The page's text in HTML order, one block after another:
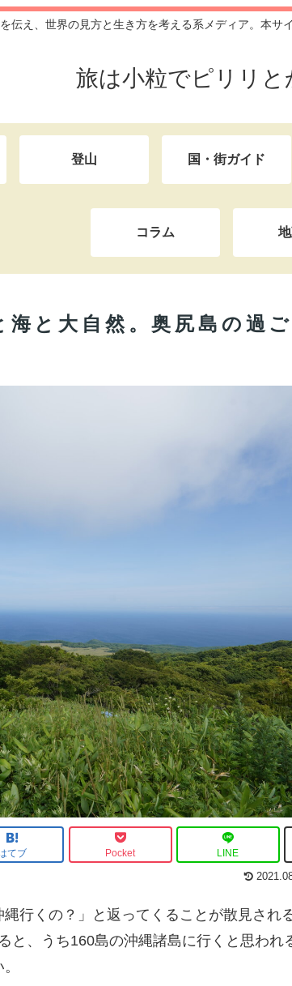
伝え、世界の見方と生き方を考える系メディア。本サ
旅は小粒でピリリと
登山 国・街ガイド
コラム
海と大自然。奥尻島の過
てブ Pocket LINE
行くの？」と返ってくることが散見され
と、うち160島の沖縄諸島に行くと思われ